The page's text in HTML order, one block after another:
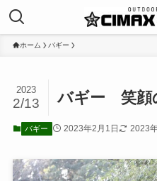
ホーム バギー
バギー 笑顔
2023
2/13
バギー 2023年2月1日 2023